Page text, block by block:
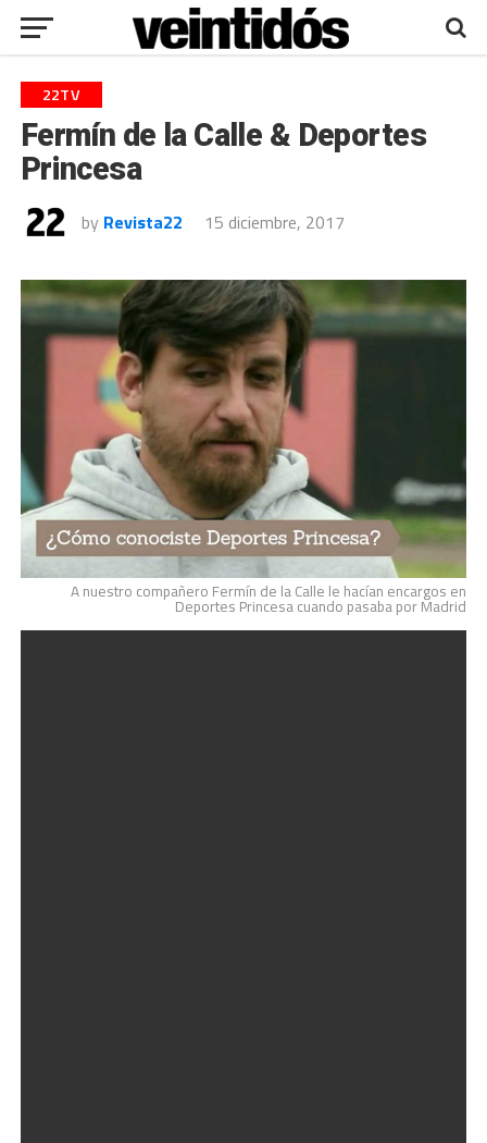
22TV
Fermín de la Calle & Deportes
Princesa
by Revista22 15 diciembre, 2017
A nuestro compañero Fermín de la Calle le hacían encargos en
Deportes Princesa cuando pasaba por Madrid